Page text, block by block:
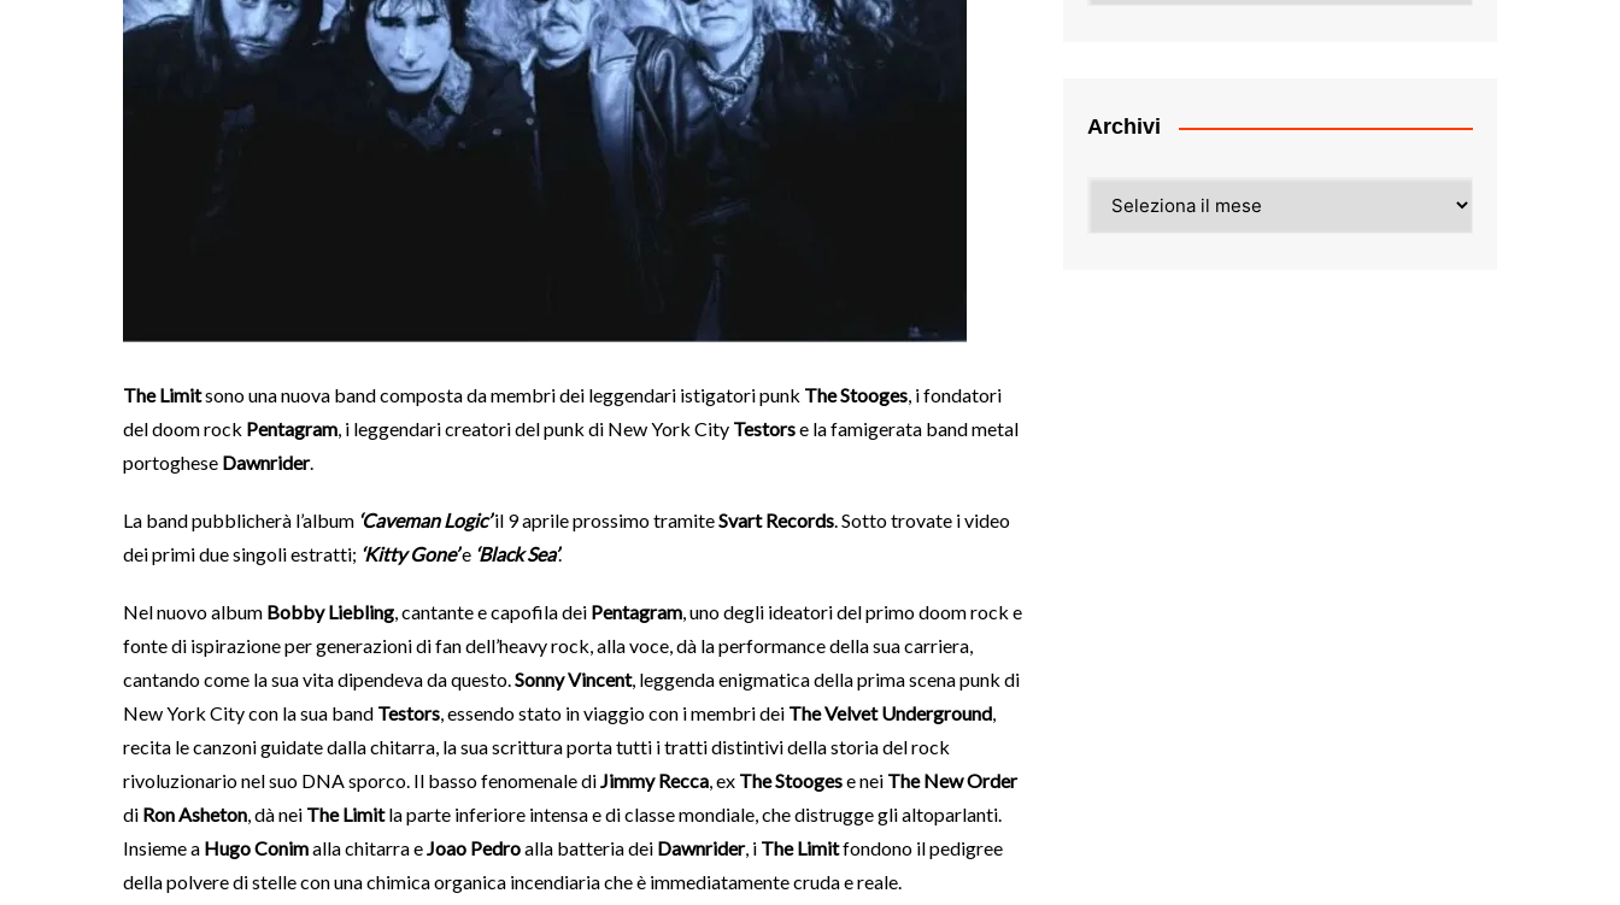
The Limitsono una nuova band composta da membri dei leggendari istigatori punk The Stooges, i fondatori
del doom rock Pentagram, i leggendari creatori del punk di New York City Testorse la famigerata band metal
portoghese Dawnrider.
La band pubblicherà l’album ‘Caveman Logic’il 9 aprile prossimo tramiteSvart Records. Sotto trovate i video
dei primi due singoli estratti; ‘Kitty Gone’e ‘Black Sea’.
Nel nuovo album Bobby Liebling, cantante e capofila dei Pentagram, uno degli ideatori del primo doom rock e
fonte di ispirazione per generazioni di fan dell’heavy rock, alla voce, dà la performance della sua carriera,
cantando come la sua vita dipendeva da questo.Sonny Vincent, leggenda enigmatica della prima scena punk di
New York City con la sua band Testors, essendo stato in viaggio con i membri dei The Velvet Underground,
recita le canzoni guidate dalla chitarra, la sua scrittura porta tutti i tratti distintivi della storia del rock
rivoluzionario nel suo DNA sporco. Il basso fenomenale diJimmy Recca, ex The Stoogese nei The New Order
di Ron Asheton, dà nei The Limitla parte inferiore intensa e di classe mondiale, che distrugge gli altoparlanti.
Insieme a Hugo Conimalla chitarra eJoao Pedroalla batteria dei Dawnrider, i The Limitfondono il pedigree
della polvere di stelle con una chimica organica incendiaria che è immediatamente cruda e reale.
Archivi